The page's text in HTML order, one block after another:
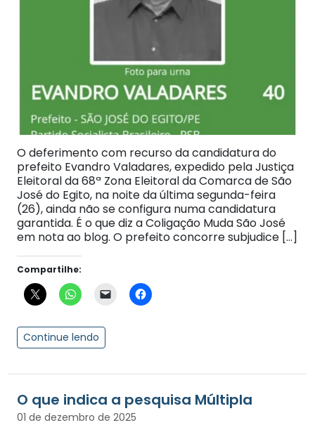
O deferimento com recurso da candidatura do
prefeito Evandro Valadares, expedido pela Justiça
Eleitoral da 68ª Zona Eleitoral da Comarca de São
José do Egito, na noite da última segunda-feira
(26), ainda não se configura numa candidatura
garantida. É o que diz a Coligação Muda São José
em nota ao blog. O prefeito concorre subjudice […]
Compartilhe:
Continue lendo
O que indica a pesquisa Múltipla
01 de dezembro de 2025